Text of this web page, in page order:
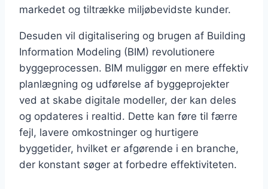
markedet og tiltrække miljøbevidste kunder.
Desuden vil digitalisering og brugen af Building
Information Modeling (BIM) revolutionere
byggeprocessen. BIM muliggør en mere effektiv
planlægning og udførelse af byggeprojekter
ved at skabe digitale modeller, der kan deles
og opdateres i realtid. Dette kan føre til færre
fejl, lavere omkostninger og hurtigere
byggetider, hvilket er afgørende i en branche,
der konstant søger at forbedre effektiviteten.